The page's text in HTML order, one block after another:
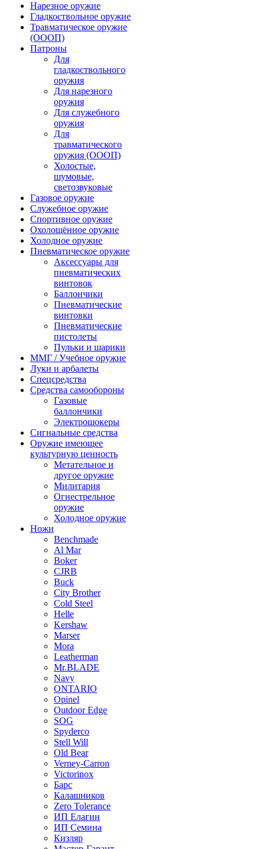
Нарезное оружие
Гладкоствольное оружие
Травматическое оружие
(ОООП)
Патроны
Для
гладкоствольного
оружия
Для нарезного
оружия
Для служебного
оружия
Для
травматического
оружия (ОООП)
Холостые,
шумовые,
светозвуковые
Газовое оружие
Служебное оружие
Спортивное оружие
Охолощённое оружие
Холодное оружие
Пневматическое оружие
Аксессуары для
пневматических
винтовок
Баллончики
Пневматические
винтовки
Пневматические
пистолеты
Пульки и шарики
ММГ / Учебное оружие
Луки и арбалеты
Спецсредства
Средства самообороны
Газовые
баллончики
Электрошокеры
Сигнальные средства
Оружие имеющее
культурную ценность
Метательное и
другое оружие
Милитария
Огнестрельное
оружие
Холодное оружие
Ножи
Benchmade
Al Mar
Boker
CJRB
Buck
City Brother
Cold Steel
Helle
Kershaw
Marser
Mora
Leatherman
Mr.BLADE
Navy
ONTARIO
Opinel
Outdoor Edge
SOG
Spyderco
Stell Will
Old Bear
Verney-Carron
Victorinox
Барс
Калашников
Zero Tolerance
ИП Елагин
ИП Семина
Кизляр